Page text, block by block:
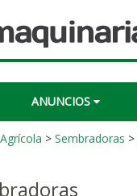
ANUNCIOS
Agrícola > Sembradoras >